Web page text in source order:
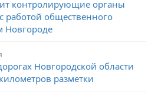
контролирующие органы
работой общественного
Новгороде
Новгородской области
разметки